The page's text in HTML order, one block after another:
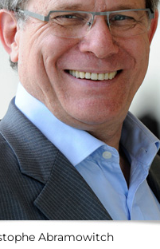
Abramowitch